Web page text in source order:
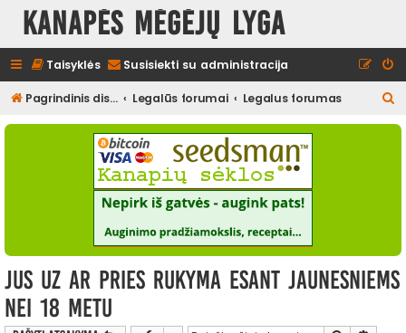
Kanapės mėgėjų lyga
Taisyklės Susisiekti su administracija
Pagrindinis diskusijų puslapis Legalūs forumai Legalus forumas
e
jus uz ar pries rukyma esant jaunesniems
nei 18 metu